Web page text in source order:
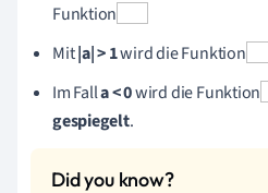
Funktion
Mit|a| > 1wird die Funktion
Im Falla < 0wird die Funktion
gespiegelt.